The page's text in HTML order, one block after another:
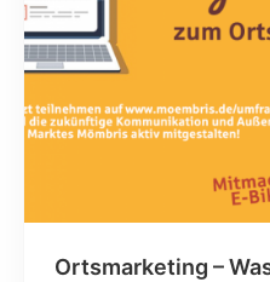
Ortsmarketing –